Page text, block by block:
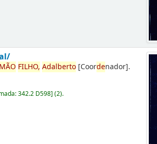
FILHO, Adalberto [Coordenador].
342.2 D598](2).